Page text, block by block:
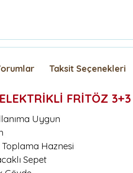
Taksit Seçenekleri
FRİTÖZ
Uygun
Toplama Haznesi
Sepet